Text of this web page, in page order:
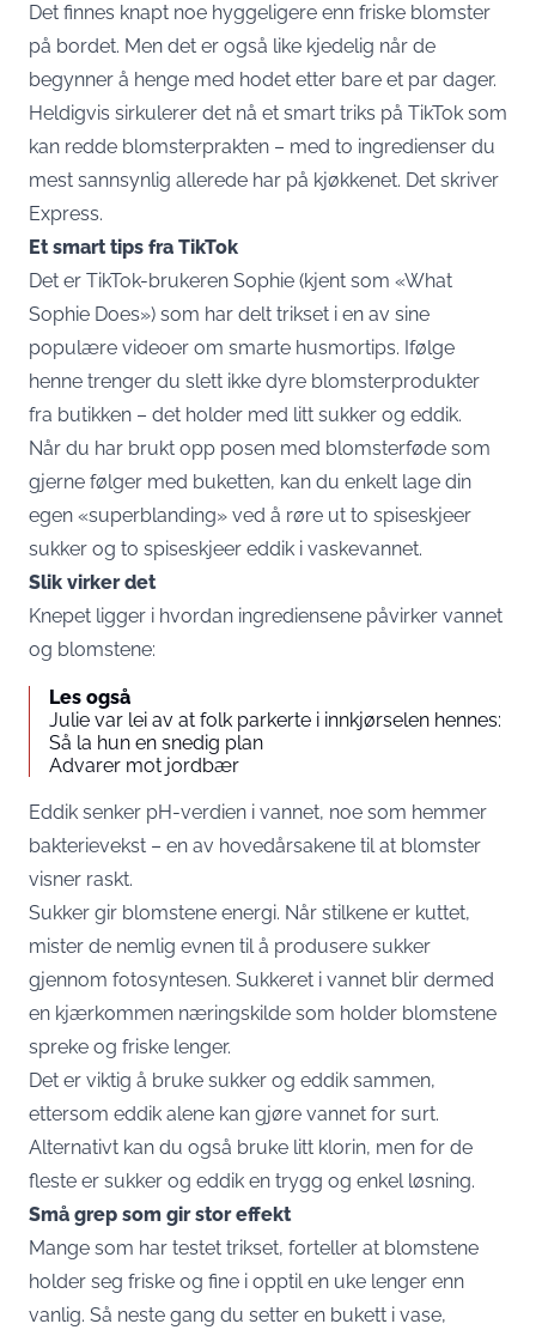
Det finnes knapt noe hyggeligere enn friske blomster
på bordet. Men det er også like kjedelig når de
begynner å henge med hodet etter bare et par dager.
Heldigvis sirkulerer det nå et smart triks på TikTok som
kan redde blomsterprakten – med to ingredienser du
mest sannsynlig allerede har på kjøkkenet. Det skriver
Express.
Et smart tips fra TikTok
Det er TikTok-brukeren Sophie (kjent som «What
Sophie Does») som har delt trikset i en av sine
populære videoer om smarte husmortips. Ifølge
henne trenger du slett ikke dyre blomsterprodukter
fra butikken – det holder med litt sukker og eddik.
Når du har brukt opp posen med blomsterføde som
gjerne følger med buketten, kan du enkelt lage din
egen «superblanding» ved å røre ut to spiseskjeer
sukker og to spiseskjeer eddik i vaskevannet.
Slik virker det
Knepet ligger i hvordan ingrediensene påvirker vannet
og blomstene:
Les også
Julie var lei av at folk parkerte i innkjørselen hennes:
Så la hun en snedig plan
Advarer mot jordbær
Eddik senker pH-verdien i vannet, noe som hemmer
bakterievekst – en av hovedårsakene til at blomster
visner raskt.
Sukker gir blomstene energi. Når stilkene er kuttet,
mister de nemlig evnen til å produsere sukker
gjennom fotosyntesen. Sukkeret i vannet blir dermed
en kjærkommen næringskilde som holder blomstene
spreke og friske lenger.
Det er viktig å bruke sukker og eddik sammen,
ettersom eddik alene kan gjøre vannet for surt.
Alternativt kan du også bruke litt klorin, men for de
fleste er sukker og eddik en trygg og enkel løsning.
Små grep som gir stor effekt
Mange som har testet trikset, forteller at blomstene
holder seg friske og fine i opptil en uke lenger enn
vanlig. Så neste gang du setter en bukett i vase,